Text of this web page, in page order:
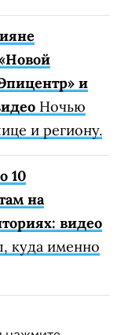
и
Ночью
и региону.
10
на
видео
куда именно